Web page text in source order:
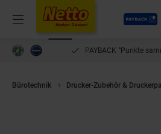
Menü
Payback
PAYBACK °Punkte
Bürotechnik Drucker-Zubehör &